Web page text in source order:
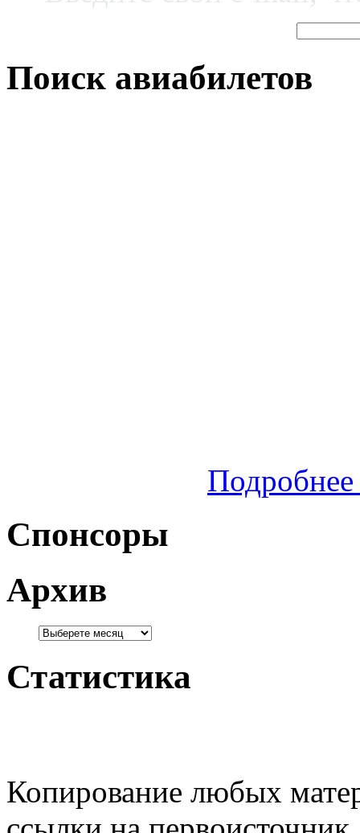
Поиск авиабилетов
Спонсоры
Архив
Статистика
Копирование любых